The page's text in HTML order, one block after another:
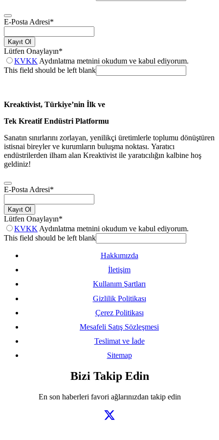
E-Posta Adresi*
Kayıt Ol
Lütfen Onaylayın*
KVKK Aydınlatma metnini okudum ve kabul ediyorum.
This field should be left blank
Kreaktivist, Türkiye’nin İlk ve
Tek Kreatif Endüstri Platformu
Sanatın sınırlarını zorlayan, yenilikçi üretimlerle toplumu dönüştüren
istisnai bireyler ve kurumların buluşma noktası. Yaratıcı
endüstrilerden ilham alan Kreaktivist ile yaratıcılığın kalbine hoş
geldiniz!
E-Posta Adresi*
Kayıt Ol
Lütfen Onaylayın*
KVKK Aydınlatma metnini okudum ve kabul ediyorum.
This field should be left blank
Hakkımızda
İletişim
Kullanım Şartları
Gizlilik Politikası
Çerez Politikası
Mesafeli Satış Sözleşmesi
Teslimat ve İade
Sitemap
Bizi Takip Edin
En son haberleri favori ağlarınızdan takip edin